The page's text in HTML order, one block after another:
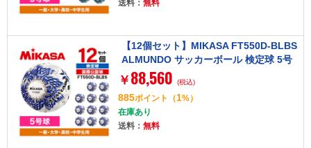
送料： 無料
【12個セット】MIKASA FT550D-BLBS
ALMUNDO サッカーボール 検定球 5号
球 貼り
￥ 88,560 (税込)
885ポイント （1%）
在庫あり
送料： 無料